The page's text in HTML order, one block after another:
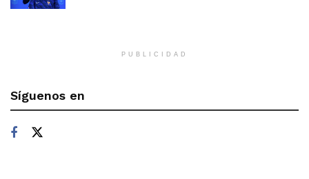
PUBLICIDAD
Síguenos en